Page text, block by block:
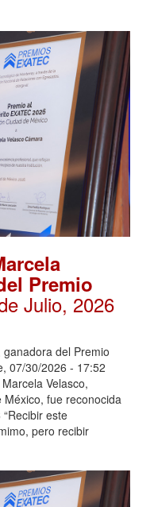
Premio
Julio, 2026
del Premio
07/30/2026 - 17:52
Velasco,
México, fue reconocida
este
pero recibir